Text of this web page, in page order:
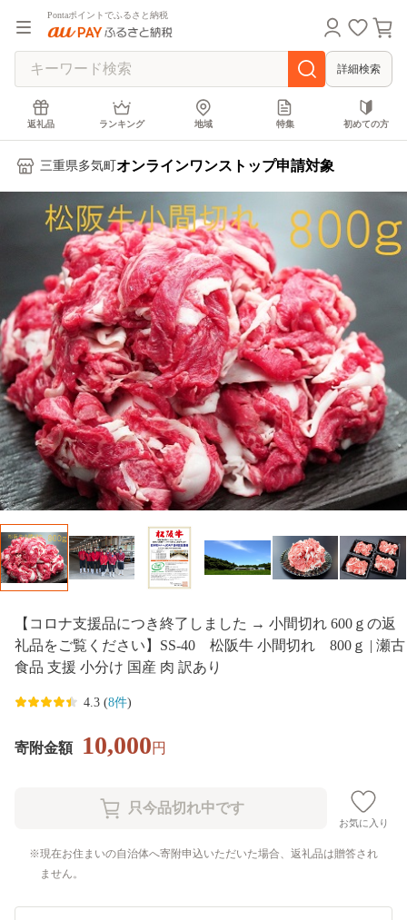
Pontaポイントでふるさと納税
詳細検索
返礼品 ランキング 地域 特集 初めての方
三重県多気町 オンラインワンストップ申請対象
【コロナ支援品につき終了しました → 小間切れ 600ｇの返
礼品をご覧ください】SS-40 松阪牛 小間切れ 800ｇ | 瀬古
食品 支援 小分け 国産 肉 訳あり
4.3 (8件)
寄附金額 10,000円
お気に入り
現在お住まいの自治体へ寄附申込いただいた場合、返礼品は贈答され
ません。